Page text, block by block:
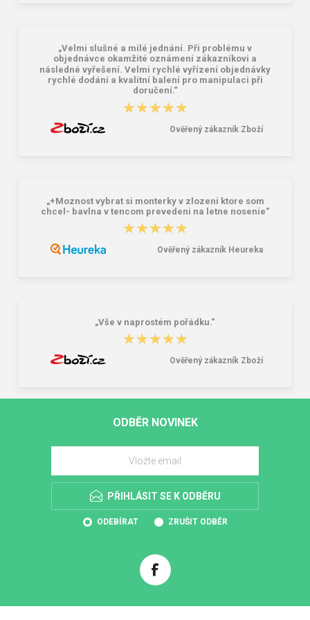
„Velmi slušné a milé jednání. Při problému v
objednávce okamžité oznámení zákazníkovi a
následné vyřešení. Velmi rychlé vyřízení objednávky
rychlé dodání a kvalitní balení pro manipulaci při
doručení.“
★★★★★
★★★★★
Ověřený zákazník Zboží
„+Moznost vybrat si monterky v zlozeni ktore som
chcel- bavlna v tencom prevedeni na letne nosenie“
★★★★★
★★★★★
Ověřený zákazník Heureka
„Vše v naprostém pořádku.“
★★★★★
★★★★★
Ověřený zákazník Zboží
ODBĚR NOVINEK
PŘIHLÁSIT SE K ODBĚRU
ODEBÍRAT ZRUŠIT ODBĚR